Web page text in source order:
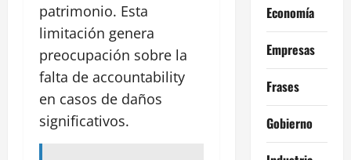
patrimonio. Esta
limitación genera
preocupación sobre la
falta de accountability
en casos de daños
significativos.
Economía
Empresas
Frases
Gobierno